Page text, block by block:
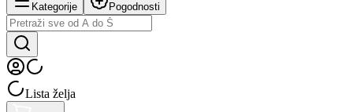
Kategorije Pogodnosti
Lista želja